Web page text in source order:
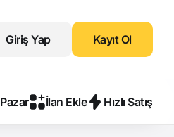
Giriş Yap Kayıt Ol
Pazar İlan Ekle Hızlı Satış